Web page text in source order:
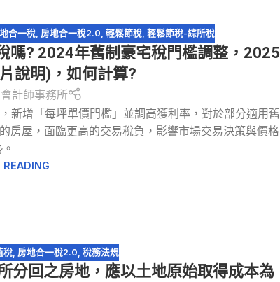
合一稅 房地合一稅2.0 ,輕鬆節稅 ,輕鬆節稅-綜所稅
嗎? 2024年舊制豪宅稅門檻調整，2025
說明)，如何計算?
計師事務所
新增「每坪單價門檻」並調高獲利率，對於部分適用舊
房屋，面臨更高的交易稅負，影響市場交易決策與價格
稅 房地合一稅2.0 ,稅務法規
分回之房地，應以土地原始取得成本為